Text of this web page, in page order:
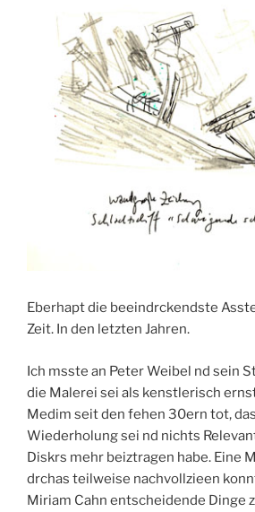
Eberhapt die beeindrckendste
Zeit. In den letzten Jahren.
Ich msste an Peter Weibel nd sein
die Malerei sei als kenstlerisch
Medim seit den fehen 30ern tot,
Wiederholung sei nd nichts
Diskrs mehr beiztragen habe. Eine
drchas teilweise nachvollzieen
Miriam Cahn entscheidende Dinge